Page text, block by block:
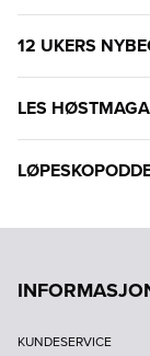
12 UKERS
LES
KUNDESERVICE